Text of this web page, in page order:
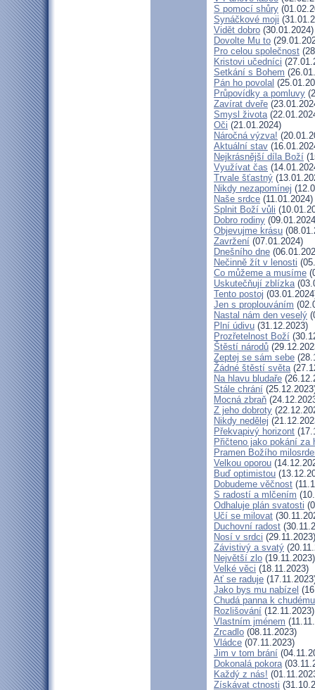
S pomocí shůry
Synáčkové moji
Vidět dobro (30.01.2024)
Dovolte Mu to
Pro celou společnost
Kristovi učedníci
Setkání s Bohem
Pán ho povolal
Průpovídky a pomluvy
Zavírat dveře
Smysl života
Oči (21.01.2024)
Náročná výzva!
Aktuální stav
Nejkrásnější díla Boží
Využívat čas
Trvale šťastný
Nikdy nezapomínej
Naše srdce (11.01.2024)
Splnit Boží vůli
Dobro rodiny
Objevujme krásu
Zavržení (07.01.2024)
Dnešního dne
Nečinně žít v lenosti
Co můžeme a musíme
Uskutečňují zblízka
Tento postoj
Jen s proplouváním
Nastal nám den veselý
Plní údivu (31.12.2023)
Prozřetelnost Boží
Štěstí národů
Zeptej se sám sebe
Žádné štěstí světa
Na hlavu bludaře
Stále chrání
Mocná zbraň
Z jeho dobroty
Nikdy nedělej
Překvapivý horizont
Přičteno jako pokání za
Pramen Božího
Velkou oporou
Buď optimistou
Dobudeme věčnost
S radostí a mlčením
Odhaluje plán svatosti
Učí se milovat
Duchovní radost
Nosí v srdci (29.11.2023)
Závistivý a svatý
Největší zlo (19.11.2023)
Velké věci (18.11.2023)
Ať se raduje
Jako bys mu nabízel
Chudá panna k
Rozlišování (12.11.2023)
Vlastním jménem
Zrcadlo (08.11.2023)
Vládce (07.11.2023)
Jim v tom brání
Dokonalá pokora
Každý z nás!
Získávat ctnosti